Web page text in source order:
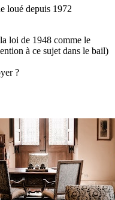
loué depuis 1972
loi de 1948 comme le
à ce sujet dans le bail)
?